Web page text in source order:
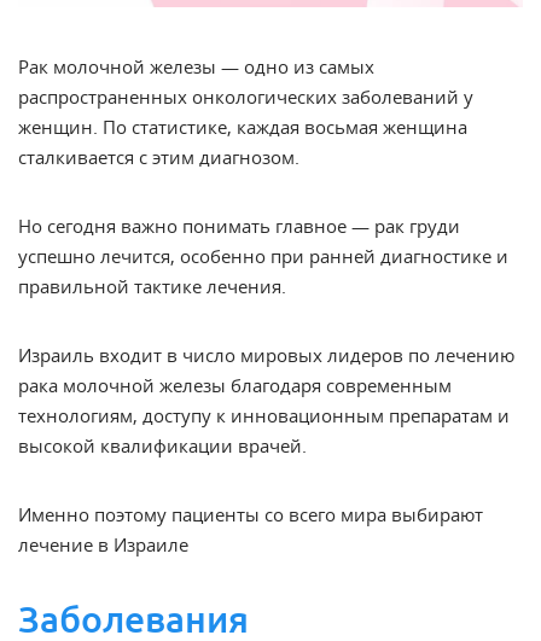
Рак молочной железы — одно из самых
распространенных онкологических заболеваний у
женщин. По статистике, каждая восьмая женщина
сталкивается с этим диагнозом.
Но сегодня важно понимать главное — рак груди
успешно лечится, особенно при ранней диагностике и
правильной тактике лечения.
Израиль входит в число мировых лидеров по лечению
рака молочной железы благодаря современным
технологиям, доступу к инновационным препаратам и
высокой квалификации врачей.
Именно поэтому пациенты со всего мира выбирают
лечение в Израиле
Заболевания